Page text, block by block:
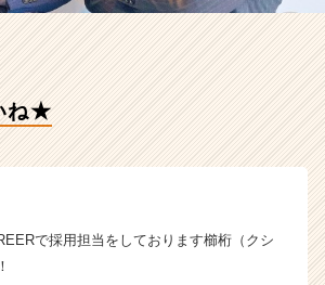
ン】
ャ
成
業
ね★
で採用担当をしております櫛桁（クシ